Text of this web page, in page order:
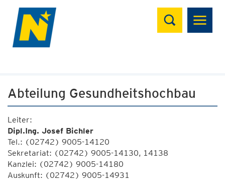
Suchen
Abteilung Gesundheitshochbau
Leiter:
Dipl.Ing. Josef Bichler
Tel.: (02742) 9005-14120
Sekretariat: (02742) 9005-14130, 14138
Kanzlei: (02742) 9005-14180
Auskunft: (02742) 9005-14931